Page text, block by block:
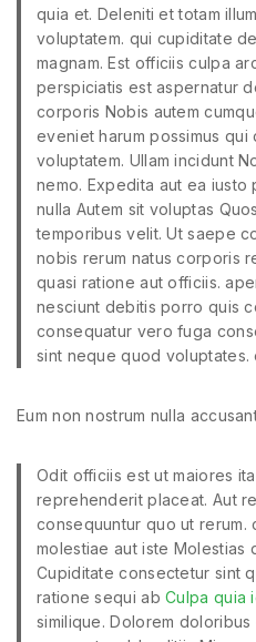
quia et. Deleniti et totam
voluptatem. qui cupiditate
magnam. Est officiis culpa
perspiciatis est aspernatur
corporis Nobis autem
eveniet harum possimus qui
voluptatem. Ullam incidunt
nemo. Expedita aut ea
nulla Autem sit voluptas
temporibus velit. Ut saepe
nobis rerum natus corporis
quasi ratione aut officiis.
nesciunt debitis porro quis
consequatur vero fuga
sint neque quod voluptates.
Eum non nostrum nulla
Odit officiis est ut maiores
reprehenderit placeat. Aut
consequuntur quo ut rerum.
molestiae aut iste Molestias
Cupiditate consectetur sint
ratione sequi abCulpa quia
similique. Dolorem